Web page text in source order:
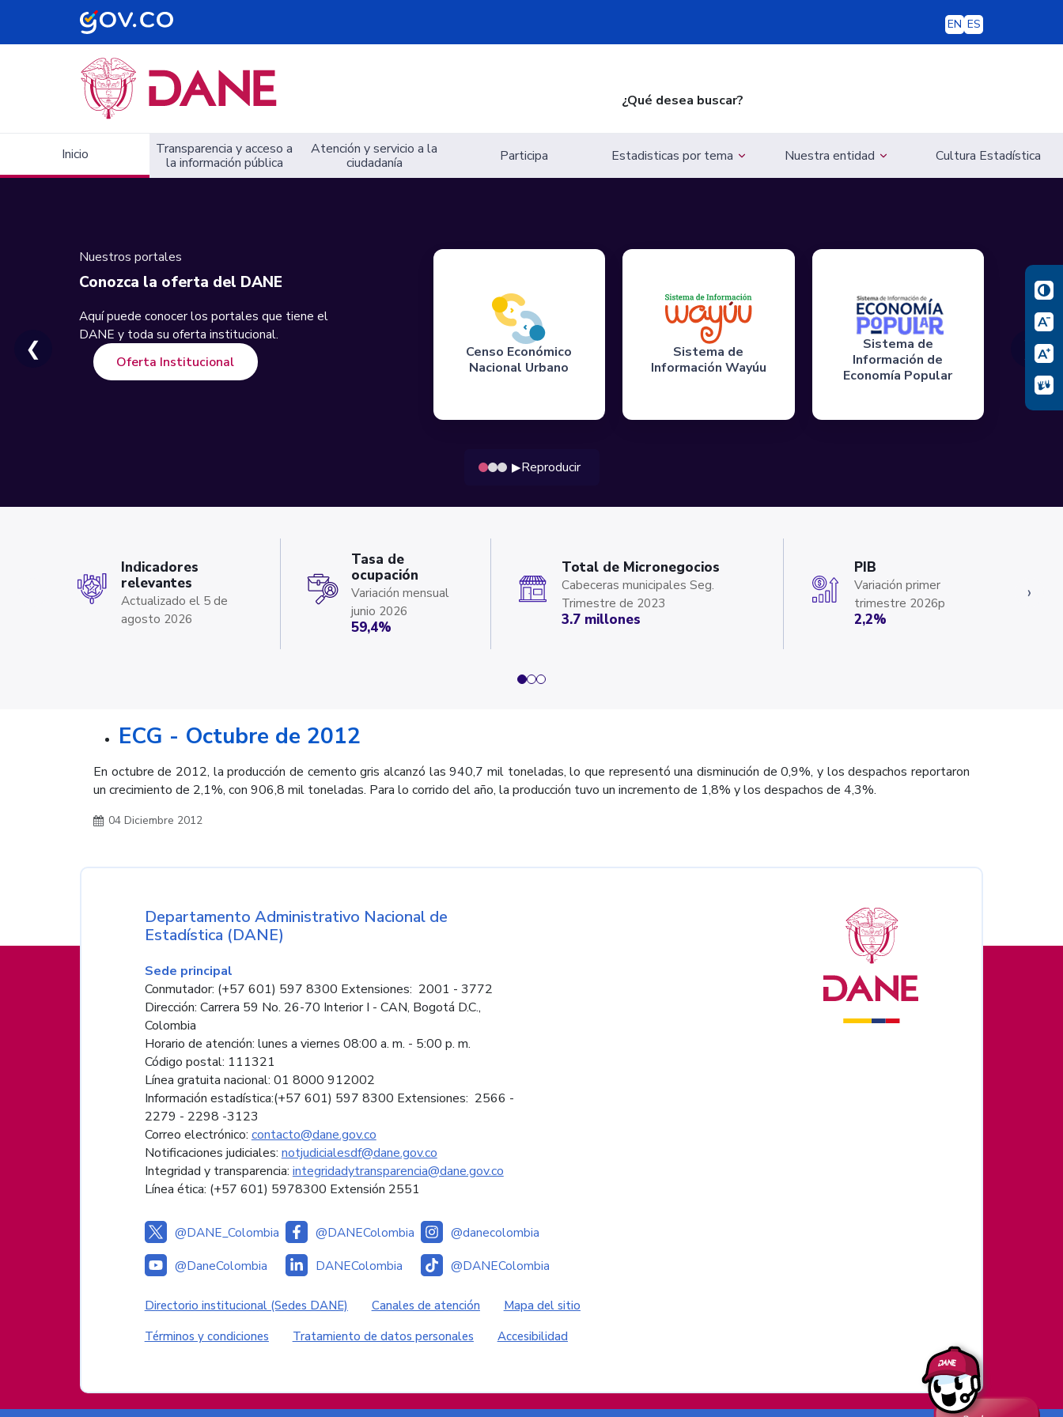
EN ES
¿Qué desea buscar?
Inicio
Transparencia y acceso a
la información pública
Atención y servicio a la
ciudadanía
Participa Estadisticas por tema Nuestra entidad Cultura Estadística
Nuestros portales
Conozca la oferta del DANE
Aquí puede conocer los portales que tiene el
DANE y toda su oferta institucional.
Oferta Institucional
Censo Económico
Nacional Urbano
Sistema de
Información Wayúu
Sistema de
Información de
Economía Popular
❮
▶Reproducir
❯
Actualizado el 5 de
agosto 2026
Indicadores
relevantes
Variación mensual
junio 2026
Tasa de
ocupación
59,4%
Cabeceras municipales Seg.
Trimestre de 2023
Total de Micronegocios
3.7 millones
Variación primer
trimestre 2026p
PIB
2,2%
›
ECG - Octubre de 2012
En octubre de 2012, la producción de cemento gris alcanzó las 940,7 mil toneladas, lo que representó una disminución de 0,9%, y los despachos reportaron
un crecimiento de 2,1%, con 906,8 mil toneladas. Para lo corrido del año, la producción tuvo un incremento de 1,8% y los despachos de 4,3%.
04 Diciembre 2012
Información de pie de página
Nombre de la entidad
Departamento Administrativo Nacional de
Estadística (DANE)
Sede principal
Conmutador: (+57 601) 597 8300 Extensiones: 2001 - 3772
Dirección: Carrera 59 No. 26-70 Interior I - CAN, Bogotá D.C.,
Colombia
Horario de atención: lunes a viernes 08:00 a. m. - 5:00 p. m.
Código postal: 111321
Línea gratuita nacional: 01 8000 912002
Información estadística:(+57 601) 597 8300 Extensiones: 2566 -
2279 - 2298 -3123
Correo electrónico: contacto@dane.gov.co
Notificaciones judiciales: notjudicialesdf@dane.gov.co
Integridad y transparencia: integridadytransparencia@dane.gov.co
Línea ética: (+57 601) 5978300 Extensión 2551
@DANE_Colombia @DANEColombia
@danecolombia
@DaneColombia
DANEColombia @DANEColombia
Enlaces institucionales
Directorio institucional (Sedes DANE) Canales de atención Mapa del sitio
Enlaces del sitio
Términos y condiciones Tratamiento de datos personales Accesibilidad